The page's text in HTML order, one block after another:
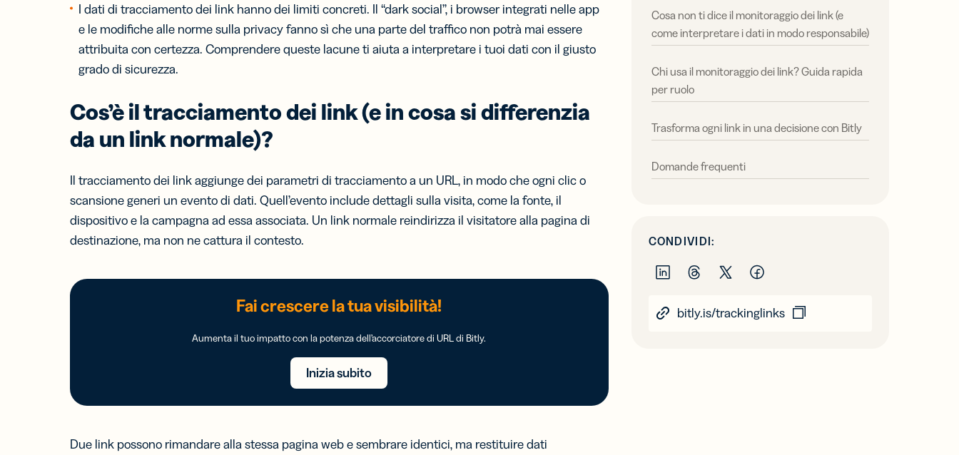
I dati di tracciamento dei link hanno dei limiti concreti. Il “dark social”, i browser integrati nelle app
e le modifiche alle norme sulla privacy fanno sì che una parte del traffico non potrà mai essere
attribuita con certezza. Comprendere queste lacune ti aiuta a interpretare i tuoi dati con il giusto
grado di sicurezza.
Cos’è il tracciamento dei link (e in cosa si differenzia
da un link normale)?
Il tracciamento dei link aggiunge dei parametri di tracciamento a un URL, in modo che ogni clic o
scansione generi un evento di dati. Quell’evento include dettagli sulla visita, come la fonte, il
dispositivo e la campagna ad essa associata. Un link normale reindirizza il visitatore alla pagina di
destinazione, ma non ne cattura il contesto.
Fai crescere la tua visibilità!
Aumenta il tuo impatto con la potenza dell’accorciatore di URL di Bitly.
Inizia subito
Due link possono rimandare alla stessa pagina web e sembrare identici, ma restituire dati
Cosa non ti dice il monitoraggio dei link (e
come interpretare i dati in modo responsabile)
Chi usa il monitoraggio dei link? Guida rapida
per ruolo
Trasforma ogni link in una decisione con Bitly
Domande frequenti
CONDIVIDI:
bitly.is/trackinglinks